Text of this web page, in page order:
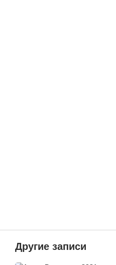
Другие записи